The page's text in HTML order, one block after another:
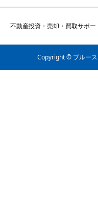
不動産投資・売却・買取サポー
Copyright © ブルー